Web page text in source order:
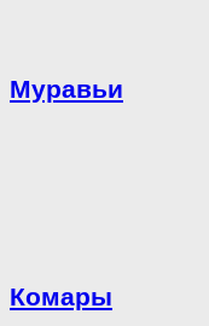
Муравьи
Комары